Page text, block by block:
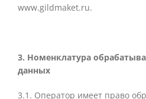
www.gildmaket.ru.
3. Номенклатура
данных
3.1. Оператор имеет право